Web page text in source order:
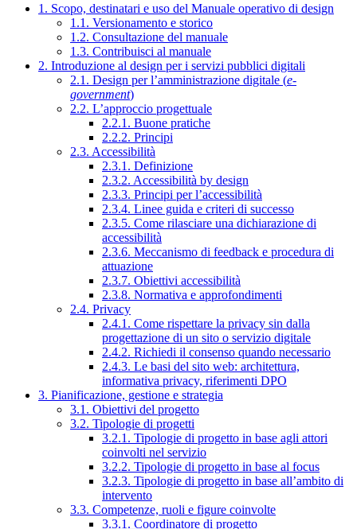
1. Scopo, destinatari e uso del Manuale operativo di design
1.1. Versionamento e storico
1.2. Consultazione del manuale
1.3. Contribuisci al manuale
2. Introduzione al design per i servizi pubblici digitali
2.1. Design per l’amministrazione digitale (e-
government)
2.2. L’approccio progettuale
2.2.1. Buone pratiche
2.2.2. Principi
2.3. Accessibilità
2.3.1. Definizione
2.3.2. Accessibilità by design
2.3.3. Principi per l’accessibilità
2.3.4. Linee guida e criteri di successo
2.3.5. Come rilasciare una dichiarazione di
accessibilità
2.3.6. Meccanismo di feedback e procedura di
attuazione
2.3.7. Obiettivi accessibilità
2.3.8. Normativa e approfondimenti
2.4. Privacy
2.4.1. Come rispettare la privacy sin dalla
progettazione di un sito o servizio digitale
2.4.2. Richiedi il consenso quando necessario
2.4.3. Le basi del sito web: architettura,
informativa privacy, riferimenti DPO
3. Pianificazione, gestione e strategia
3.1. Obiettivi del progetto
3.2. Tipologie di progetti
3.2.1. Tipologie di progetto in base agli attori
coinvolti nel servizio
3.2.2. Tipologie di progetto in base al focus
3.2.3. Tipologie di progetto in base all’ambito di
intervento
3.3. Competenze, ruoli e figure coinvolte
3.3.1. Coordinatore di progetto